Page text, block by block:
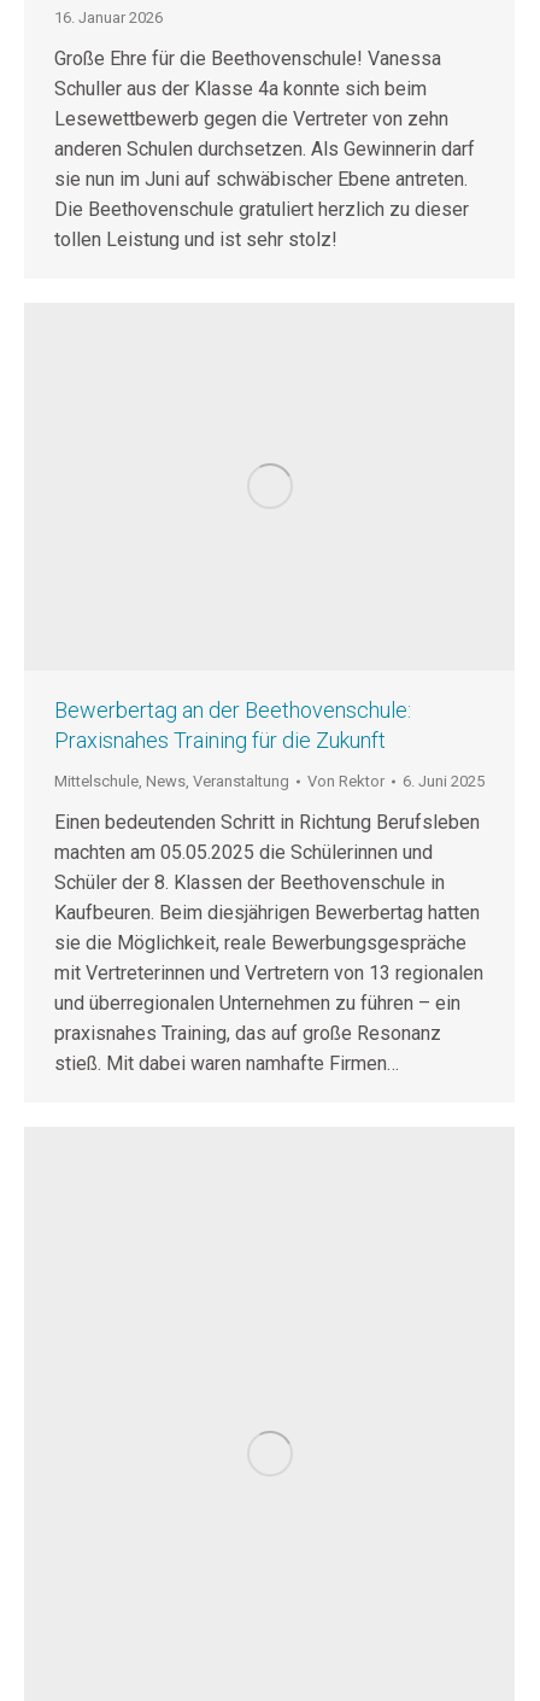
16. Januar 2026
Große Ehre für die Beethovenschule! Vanessa
Schuller aus der Klasse 4a konnte sich beim
Lesewettbewerb gegen die Vertreter von zehn
anderen Schulen durchsetzen. Als Gewinnerin darf
sie nun im Juni auf schwäbischer Ebene antreten.
Die Beethovenschule gratuliert herzlich zu dieser
tollen Leistung und ist sehr stolz!
Bewerbertag an der Beethovenschule:
Praxisnahes Training für die Zukunft
Mittelschule, News, Veranstaltung Von Rektor 6. Juni 2025
Einen bedeutenden Schritt in Richtung Berufsleben
machten am 05.05.2025 die Schülerinnen und
Schüler der 8. Klassen der Beethovenschule in
Kaufbeuren. Beim diesjährigen Bewerbertag hatten
sie die Möglichkeit, reale Bewerbungsgespräche
mit Vertreterinnen und Vertretern von 13 regionalen
und überregionalen Unternehmen zu führen – ein
praxisnahes Training, das auf große Resonanz
stieß. Mit dabei waren namhafte Firmen…